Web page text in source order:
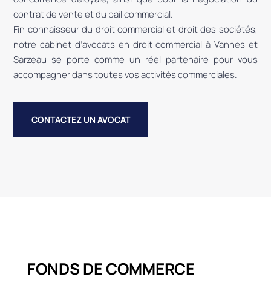
contrat de vente et du bail commercial.
Fin connaisseur du droit commercial et droit des sociétés,
notre cabinet d’avocats en droit commercial à Vannes et
Sarzeau se porte comme un réel partenaire pour vous
accompagner dans toutes vos activités commerciales.
CONTACTEZ UN AVOCAT
FONDS DE COMMERCE